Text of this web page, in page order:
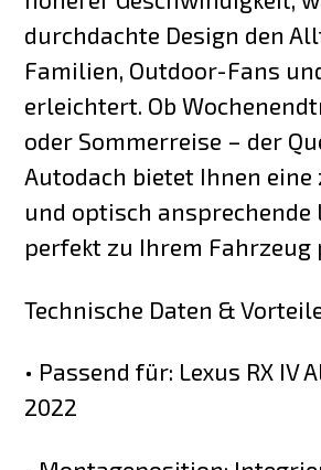
durchdachte Design den
Familien, Outdoor-Fans
erleichtert. Ob
oder Sommerreise – der
Autodach bietet Ihnen
und optisch ansprechende
perfekt zu Ihrem Fahrzeug
Technische Daten &
• Passend für: Lexus RX IV
2022